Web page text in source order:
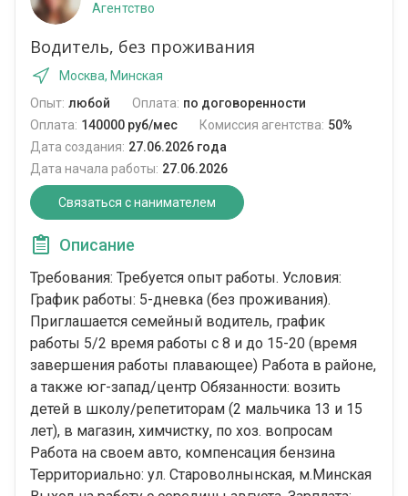
Агентство
Водитель, без проживания
Москва, Минская
Опыт: любой Оплата: по договоренности
Оплата: 140000 руб/мес Комиссия агентства: 50%
Дата создания: 27.06.2026 года
Дата начала работы: 27.06.2026
Связаться с нанимателем
Описание
Требования: Требуется опыт работы. Условия:
График работы: 5-дневка (без проживания).
Приглашается семейный водитель, график
работы 5/2 время работы с 8 и до 15-20 (время
завершения работы плавающее) Работа в районе,
а также юг-запад/центр Обязанности: возить
детей в школу/репетиторам (2 мальчика 13 и 15
лет), в магазин, химчистку, по хоз. вопросам
Работа на своем авто, компенсация бензина
Территориально: ул. Староволнынская, м.Минская